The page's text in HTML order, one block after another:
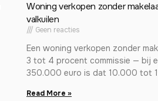
Woning verkopen zonder
valkuilen
Geen reacties
Een woning verkopen zonder
3 tot 4 procent commissie — bij
350.000 euro is dat 10.000 tot
Read More »